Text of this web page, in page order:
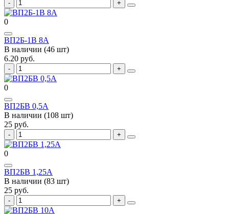
0
ВП2Б-1В 8А
В наличии (46 шт)
6.20 руб.
0
ВП2БВ 0,5А
В наличии (108 шт)
25 руб.
0
ВП2БВ 1,25А
В наличии (83 шт)
25 руб.